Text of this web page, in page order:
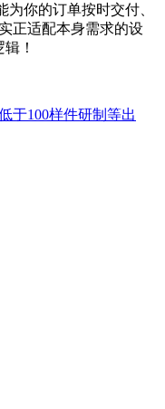
你的订单按时交付、
正适配本身需求的设
！
于100样件研制等出